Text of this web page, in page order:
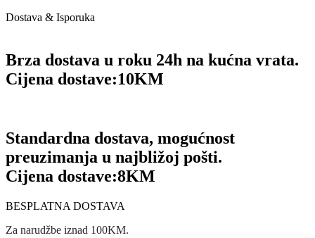
Dostava & Isporuka
Brza dostava u roku 24h na kućna vrata.
Cijena dostave:10KM
Standardna dostava, mogućnost
preuzimanja u najbližoj pošti.
Cijena dostave:8KM
BESPLATNA DOSTAVA
Za narudžbe iznad 100KM.